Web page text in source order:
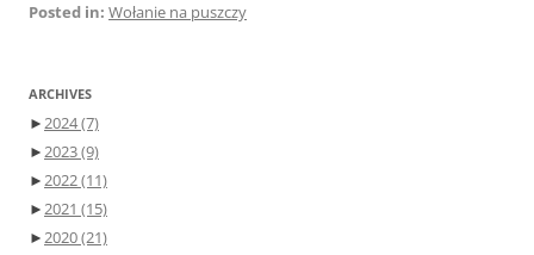
Posted in: Wołanie na puszczy
ARCHIVES
►2024(7)
►2023(9)
►2022(11)
►2021 (15)
►2020(21)